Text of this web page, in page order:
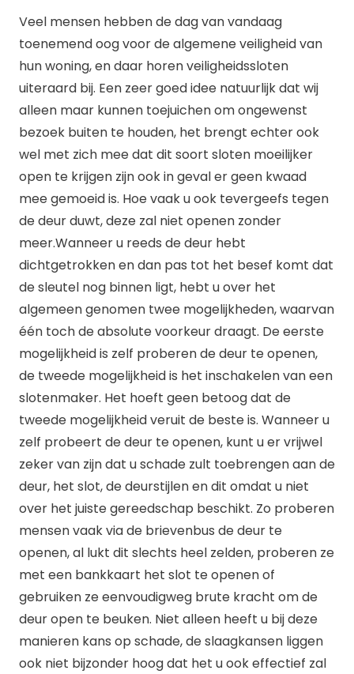
Veel mensen hebben de dag van vandaag
toenemend oog voor de algemene veiligheid van
hun woning, en daar horen veiligheidssloten
uiteraard bij. Een zeer goed idee natuurlijk dat wij
alleen maar kunnen toejuichen om ongewenst
bezoek buiten te houden, het brengt echter ook
wel met zich mee dat dit soort sloten moeilijker
open te krijgen zijn ook in geval er geen kwaad
mee gemoeid is. Hoe vaak u ook tevergeefs tegen
de deur duwt, deze zal niet openen zonder
meer.Wanneer u reeds de deur hebt
dichtgetrokken en dan pas tot het besef komt dat
de sleutel nog binnen ligt, hebt u over het
algemeen genomen twee mogelijkheden, waarvan
één toch de absolute voorkeur draagt. De eerste
mogelijkheid is zelf proberen de deur te openen,
de tweede mogelijkheid is het inschakelen van een
slotenmaker. Het hoeft geen betoog dat de
tweede mogelijkheid veruit de beste is. Wanneer u
zelf probeert de deur te openen, kunt u er vrijwel
zeker van zijn dat u schade zult toebrengen aan de
deur, het slot, de deurstijlen en dit omdat u niet
over het juiste gereedschap beschikt. Zo proberen
mensen vaak via de brievenbus de deur te
openen, al lukt dit slechts heel zelden, proberen ze
met een bankkaart het slot te openen of
gebruiken ze eenvoudigweg brute kracht om de
deur open te beuken. Niet alleen heeft u bij deze
manieren kans op schade, de slaagkansen liggen
ook niet bijzonder hoog dat het u ook effectief zal